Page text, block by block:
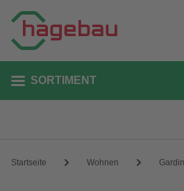
SORTIMENT
Startseite Wohnen